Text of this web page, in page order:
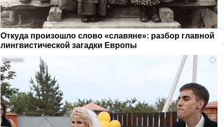
Откуда произошло слово «славяне»: разбор главной
лингвистической загадки Европы
i